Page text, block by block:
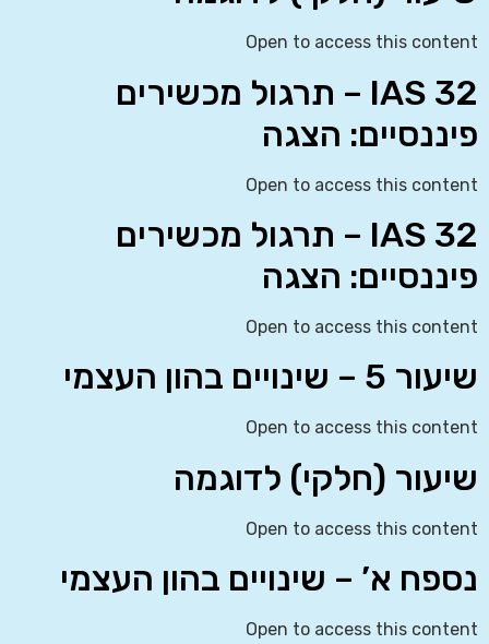
Open to access this content
IAS 32 – תרגול מכשירים
פיננסיים: הצגה
Open to access this content
IAS 32 – תרגול מכשירים
פיננסיים: הצגה
Open to access this content
שיעור 5 – שינויים בהון העצמי
Open to access this content
שיעור (חלקי) לדוגמה
Open to access this content
נספח א’ – שינויים בהון העצמי
Open to access this content